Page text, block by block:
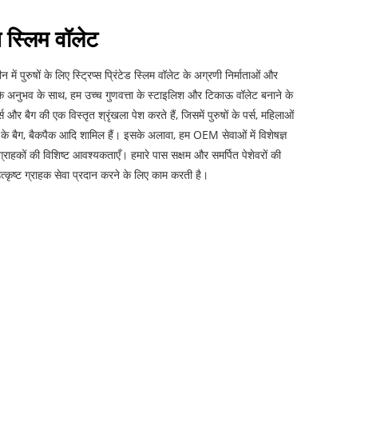
स्लिम वॉलेट
में पुरुषों के लिए स्ट्रिप्स प्रिंटेड स्लिम वॉलेट के अग्रणी निर्माताओं और
अनुभव के साथ, हम उच्च गुणवत्ता के स्टाइलिश और टिकाऊ वॉलेट बनाने के
और बैग की एक विस्तृत श्रृंखला पेश करते हैं, जिसमें पुरुषों के पर्स, महिलाओं
बैग, बैकपैक आदि शामिल हैं। इसके अलावा, हम OEM सेवाओं में विशेषज्ञ
की विशिष्ट आवश्यकताएँ। हमारे पास सक्षम और समर्पित पेशेवरों की
ग्राहक सेवा प्रदान करने के लिए काम करती है।